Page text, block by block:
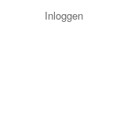
Inloggen